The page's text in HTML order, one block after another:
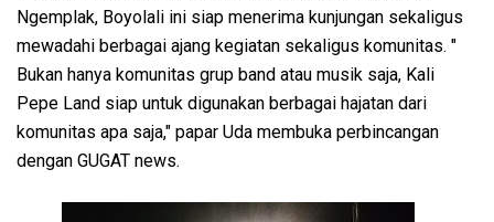
Ngemplak, Boyolali ini siap menerima kunjungan sekaligus
mewadahi berbagai ajang kegiatan sekaligus komunitas. "
Bukan hanya komunitas grup band atau musik saja, Kali
Pepe Land siap untuk digunakan berbagai hajatan dari
komunitas apa saja," papar Uda membuka perbincangan
dengan GUGAT news.